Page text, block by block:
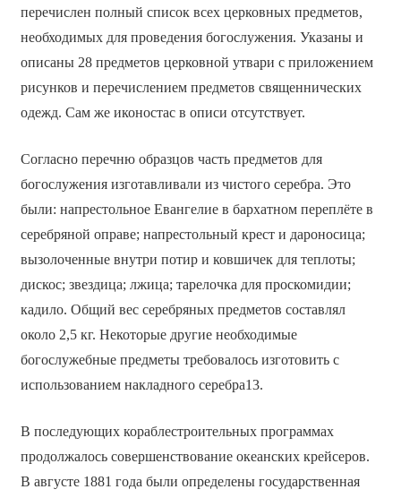
перечислен полный список всех церковных предметов,
необходимых для проведения богослужения. Указаны и
описаны 28 предметов церковной утвари с приложением
рисунков и перечислением предметов священнических
одежд. Сам же иконостас в описи отсутствует.
Согласно перечню образцов часть предметов для
богослужения изготавливали из чистого серебра. Это
были: напрестольное Евангелие в бархатном переплёте в
серебряной оправе; напрестольный крест и дароносица;
вызолоченные внутри потир и ковшичек для теплоты;
дискос; звездица; лжица; тарелочка для проскомидии;
кадило. Общий вес серебряных предметов составлял
около 2,5 кг. Некоторые другие необходимые
богослужебные предметы требовалось изготовить с
использованием накладного серебра13.
В последующих кораблестроительных программах
продолжалось совершенствование океанских крейсеров.
В августе 1881 года были определены государственная